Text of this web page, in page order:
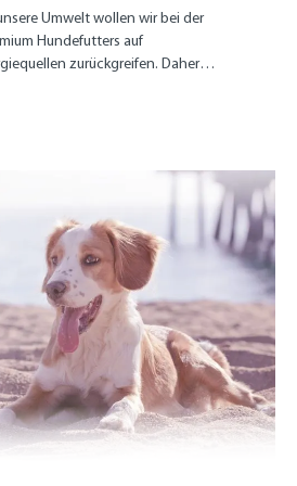
Umwelt wollen wir bei der
Hundefutters auf
zurückgreifen. Daher